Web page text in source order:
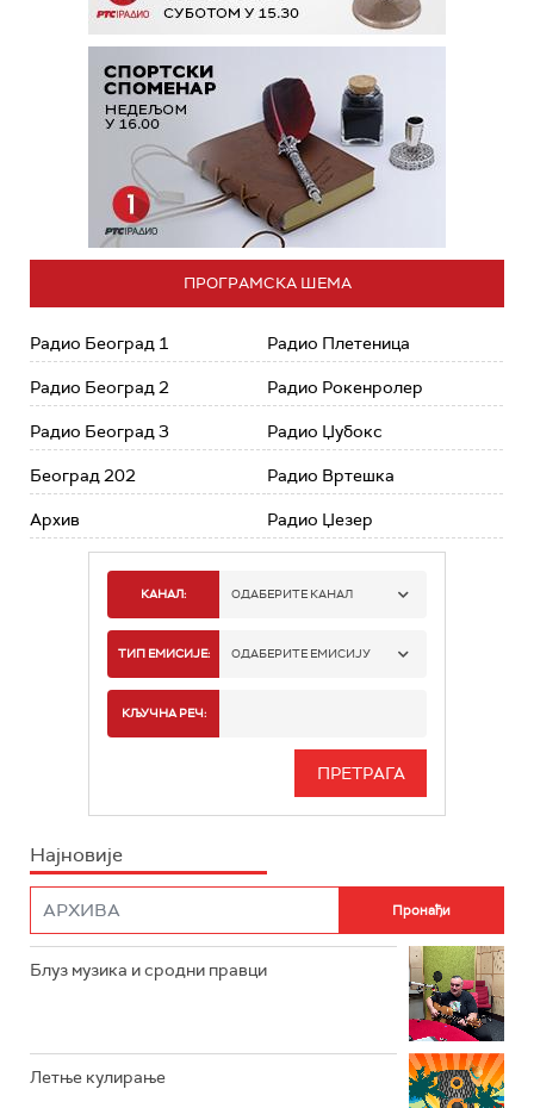
ПРОГРАМСКА ШЕМА
Радио Београд 1
Радио Београд 2
Радио Београд 3
Београд 202
Архив
Радио Плетеница
Радио Рокенролер
Радио Џубокс
Радио Вртешка
Радио Џезер
КАНАЛ: ОДАБЕРИТЕ КАНАЛ
РАДИО БЕОГРАД 1
РАДИО БЕОГРАД 3
РАДИО РОКЕНРОЛЕР
ТИП ЕМИСИЈЕ: ОДАБЕРИТЕ ЕМИСИЈУ
ИНФО
КЉУЧНА РЕЧ:
Најновије
Блуз музика и сродни правци
Летње кулирање